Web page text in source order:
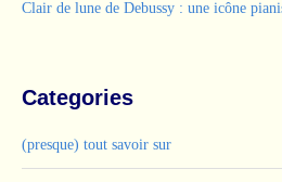
Clair de lune de Debussy : une icône
Categories
(presque) tout savoir sur